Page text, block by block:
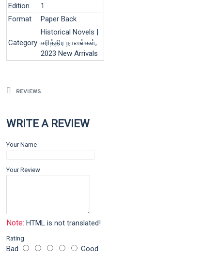
Edition
1
Format
Paper Back
Category
Historical Novels |
சரித்திர நாவல்கள்,
2023 New Arrivals
REVIEWS
WRITE A REVIEW
Your Name
Your Review
Note: HTML is not translated!
Rating
Bad Good